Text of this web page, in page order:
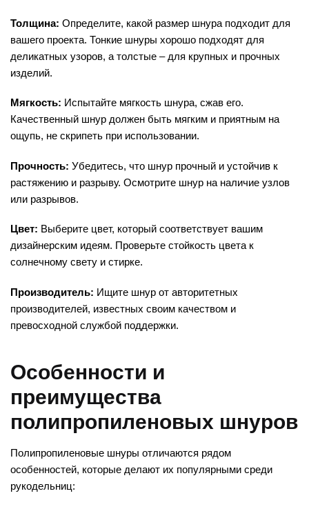
Толщина: Определите, какой размер шнура подходит для
вашего проекта. Тонкие шнуры хорошо подходят для
деликатных узоров, а толстые – для крупных и прочных
изделий.
Мягкость: Испытайте мягкость шнура, сжав его.
Качественный шнур должен быть мягким и приятным на
ощупь, не скрипеть при использовании.
Прочность: Убедитесь, что шнур прочный и устойчив к
растяжению и разрыву. Осмотрите шнур на наличие узлов
или разрывов.
Цвет: Выберите цвет, который соответствует вашим
дизайнерским идеям. Проверьте стойкость цвета к
солнечному свету и стирке.
Производитель: Ищите шнур от авторитетных
производителей, известных своим качеством и
превосходной службой поддержки.
Особенности и
преимущества
полипропиленовых шнуров
Полипропиленовые шнуры отличаются рядом
особенностей, которые делают их популярными среди
рукодельниц: